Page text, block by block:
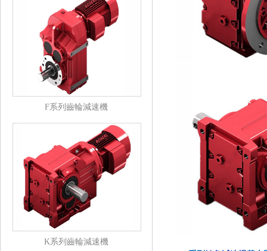
F系列齒輪減速機
K系列齒輪減速機